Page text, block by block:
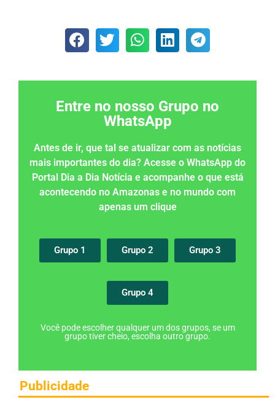
Entre no nosso Grupo no
WhatsApp
Antes de ir, que tal se atualizar com as notícias
mais importantes do dia? Acesse o WhatsApp do
Portal Dia a Dia Notícia e acompanhe o que está
acontecendo no Amazonas e no mundo com
apenas um clique
Grupo 1 Grupo 2 Grupo 3
Grupo 4
Você pode escolher qualquer um dos grupos, se um
grupo tiver cheio, escolha outro grupo.
Publicidade